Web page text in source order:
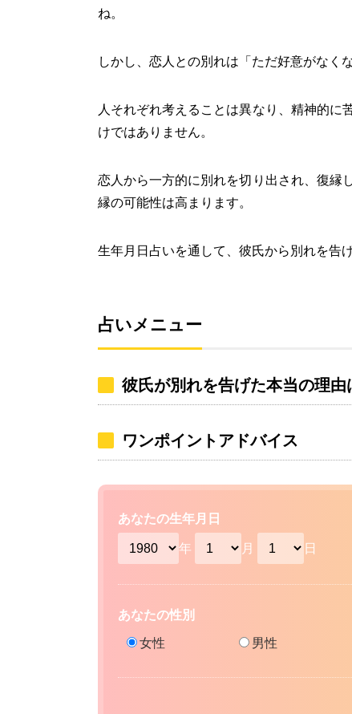
ね。
しかし、恋人との別れは「ただ好意がなく
人それぞれ考えることは異なり、精神的に
けではありません。
恋人から一方的に別れを切り出され、復縁
縁の可能性は高まります。
生年月日占いを通して、彼氏から別れを告
占いメニュー
彼氏が別れを告げた本当の理由
ワンポイントアドバイス
あなたの生年月日
年 月 日
あなたの性別
女性 男性